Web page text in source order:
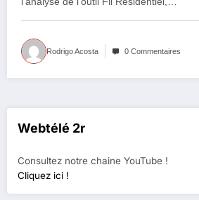
Rodrigo Acosta 0 Commentaires
Webtélé 2r
Consultez notre chaine YouTube !
Cliquez ici !